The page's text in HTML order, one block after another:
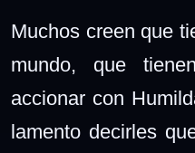
Muchos creen que
mundo, que
accionar con
lamento decirles